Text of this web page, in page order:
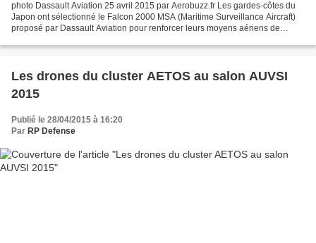
photo Dassault Aviation 25 avril 2015 par Aerobuzz.fr Les gardes-côtes du
Japon ont sélectionné le Falcon 2000 MSA (Maritime Surveillance Aircraft)
proposé par Dassault Aviation pour renforcer leurs moyens aériens de
Les drones du cluster AETOS au salon AUVSI
2015
Publié le 28/04/2015 à 16:20
Par RP Defense